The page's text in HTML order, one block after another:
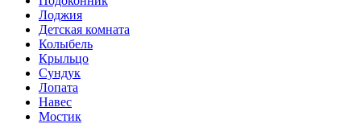
Лоджия
Детская комната
Колыбель
Крыльцо
Сундук
Лопата
Навес
Мостик